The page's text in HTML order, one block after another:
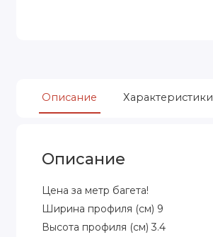
Описание Характеристики
Описание
Цена за метр багета!
Ширина профиля (см) 9
Высота профиля (см) 3.4